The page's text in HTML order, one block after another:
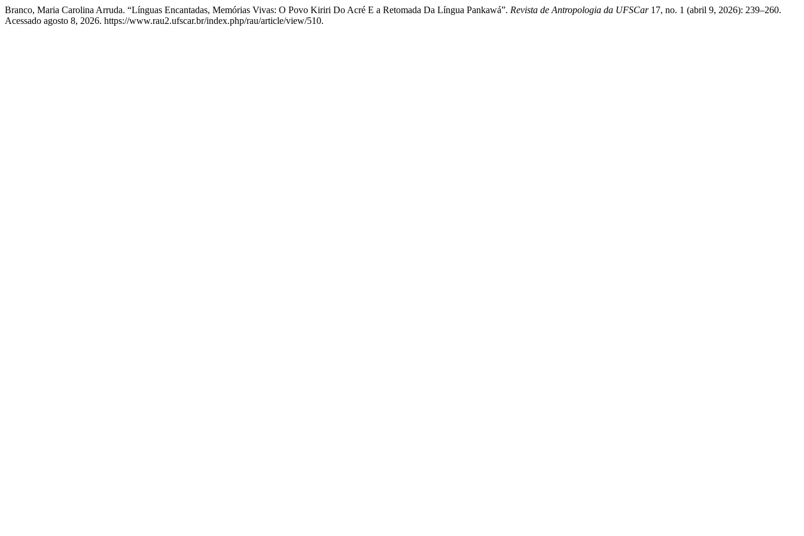
Branco, Maria Carolina Arruda. “Línguas Encantadas, Memórias Vivas: O Povo Kiriri Do Acré E a Retomada Da Língua Pankawá”. Revista de Antropologia da UFSCar17, no. 1 (abril 9, 2026): 239–260.
Acessado agosto 8, 2026. https://www.rau2.ufscar.br/index.php/rau/article/view/510.